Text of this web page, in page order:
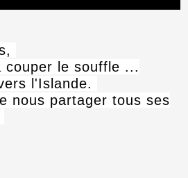
couper le souffle ...
l'Islande.
nous partager tous ses